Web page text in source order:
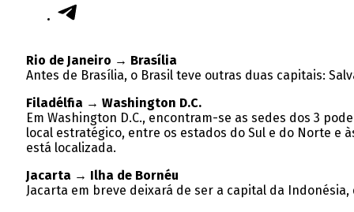
Rio de Janeiro → Brasília
Antes de Brasília, o Brasil teve outras duas capitais:
Filadélfia → Washington D.C.
Em Washington D.C., encontram-se as sedes dos 3
local estratégico, entre os estados do Sul e do Norte e
está localizada.
Jacarta → Ilha de Bornéu
Jacarta em breve deixará de ser a capital da